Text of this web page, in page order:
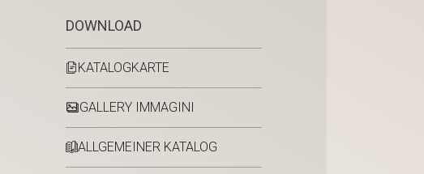
DOWNLOAD
KATALOGKARTE
GALLERY IMMAGINI
ALLGEMEINER KATALOG